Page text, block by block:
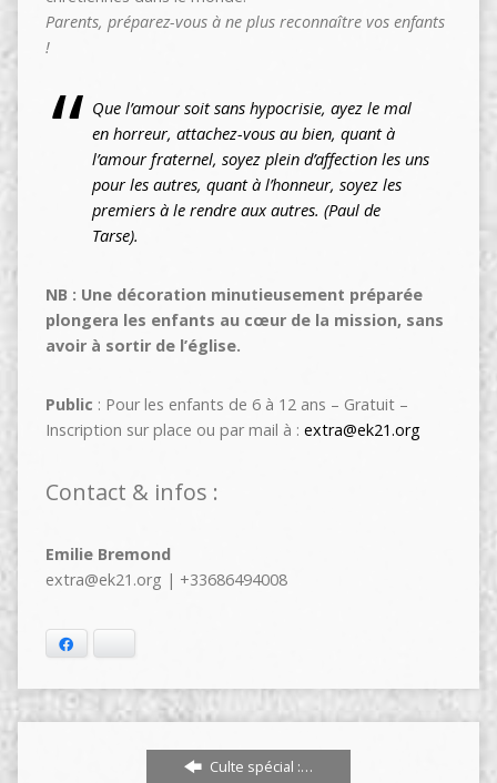
Parents, préparez-vous à ne plus reconnaître vos enfants
!
Que l’amour soit sans hypocrisie, ayez le mal
en horreur, attachez-vous au bien, quant à
l’amour fraternel, soyez plein d’affection les uns
pour les autres, quant à l’honneur, soyez les
premiers à le rendre aux autres. (Paul de
Tarse).
NB : Une décoration minutieusement préparée
plongera les enfants au cœur de la mission, sans
avoir à sortir de l’église.
Public : Pour les enfants de 6 à 12 ans – Gratuit –
Inscription sur place ou par mail à : extra@ek21.org
Contact & infos :
Emilie Bremond
extra@ek21.org | +33686494008
Culte spécial :…